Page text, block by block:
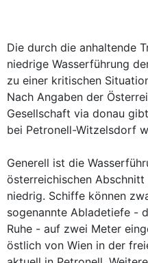
Die durch die anhaltende
niedrige Wasserführung
zu einer kritischen
Nach Angaben der
Gesellschaft via donau
bei Petronell-Witzelsdorf
Generell ist die
österreichischen
niedrig. Schiffe können
sogenannte Abladetiefe -
Ruhe - auf zwei Meter
östlich von Wien in der